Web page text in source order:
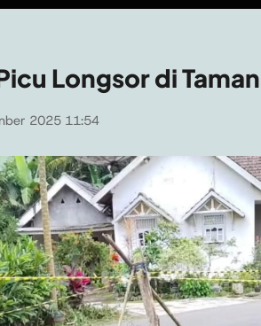
Longsor di
2025 11:54